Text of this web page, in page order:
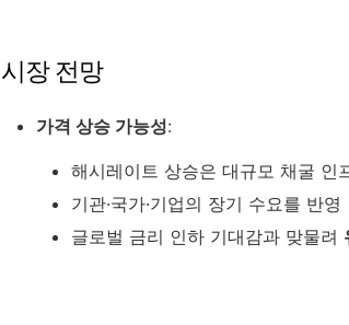
시장 전망
가격 상승 가능성:
해시레이트 상승은 대규모 채굴 인
기관·국가·기업의 장기 수요를 반영
글로벌 금리 인하 기대감과 맞물려